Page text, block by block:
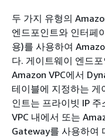
두 가지 유형의
엔드포인트와 인터페
용)를 사용하여
다. 게이트웨이 엔드
Amazon VPC에서
테이블에 지정하는 게
인트는 프라이빗 IP
VPC 내에서 또는
Gateway를 사용하여